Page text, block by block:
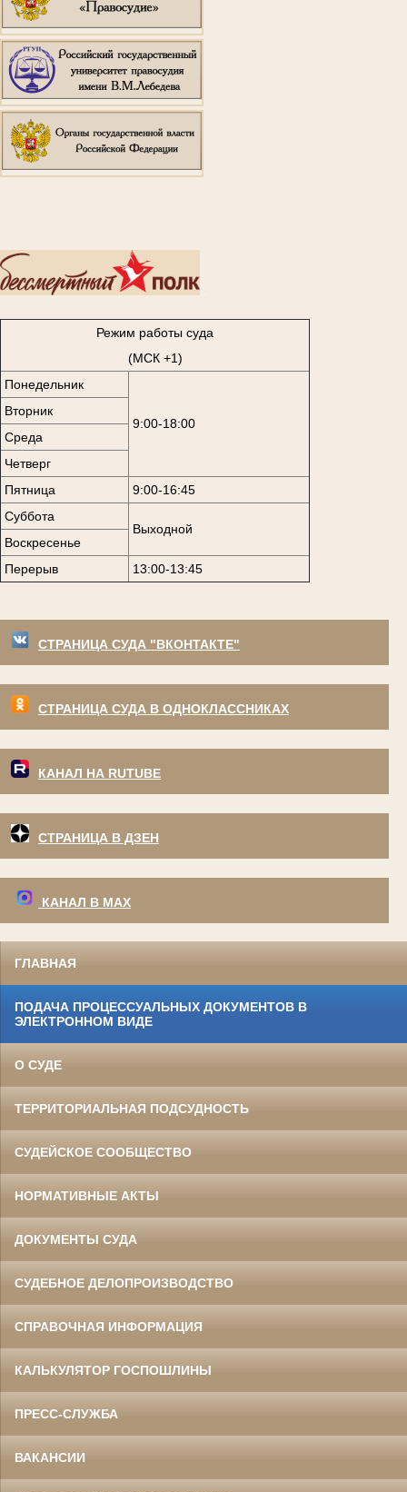
Режим работы суда
(МСК +1)
Понедельник
9:00-18:00
Вторник
Среда
Четверг
Пятница
9:00-16:45
Суббота
Выходной
Воскресенье
Перерыв
13:00-13:45
СТРАНИЦА СУДА "ВКОНТАКТЕ"
СТРАНИЦА СУДА В ОДНОКЛАССНИКАХ
КАНАЛ НА RUTUBE
СТРАНИЦА В ДЗЕН
КАНАЛ В МАХ
ГЛАВНАЯ
ПОДАЧА ПРОЦЕССУАЛЬНЫХ ДОКУМЕНТОВ В
ЭЛЕКТРОННОМ ВИДЕ
О СУДЕ
ТЕРРИТОРИАЛЬНАЯ ПОДСУДНОСТЬ
СУДЕЙСКОЕ СООБЩЕСТВО
НОРМАТИВНЫЕ АКТЫ
ДОКУМЕНТЫ СУДА
СУДЕБНОЕ ДЕЛОПРОИЗВОДСТВО
СПРАВОЧНАЯ ИНФОРМАЦИЯ
КАЛЬКУЛЯТОР ГОСПОШЛИНЫ
ПРЕСС-СЛУЖБА
ВАКАНСИИ